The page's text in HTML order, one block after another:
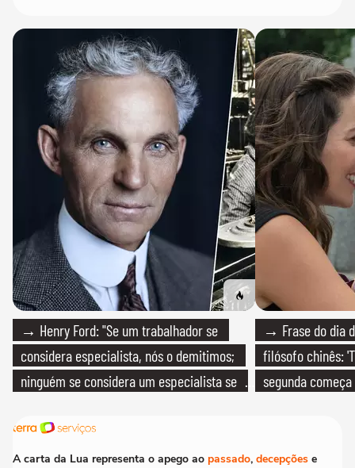
→ Henry Ford: "Se um trabalhador se
considera especialista, nós o demitimos;
ninguém se considera um especialista se
→ Frase do dia
filósofo chinês:
segunda
A carta da Lua representa o apego ao passado, decepções e